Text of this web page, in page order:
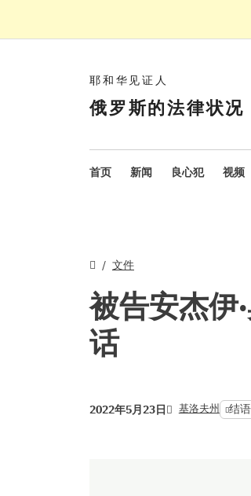
耶和华见证人
俄罗斯的法律状况
首页 新闻 良心犯 视频
文件
被告安杰伊
话
2022年5月23日 基洛夫州 结语